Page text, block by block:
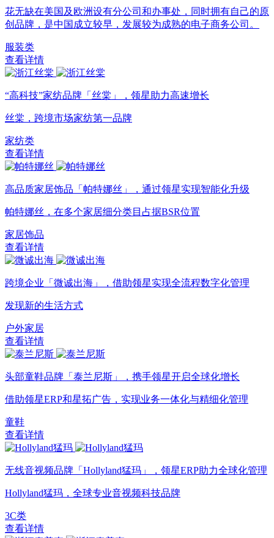
花无缺在美国及欧洲设有分公司和办事处，同时拥有自己的原
创品牌，是中国成立较早，发展较为成熟的电子商务公司。
服装类
查看详情
“高科技”家纺品牌「丝棠」，领星助力高速增长
丝棠，跨境市场家纺第一品牌
家纺类
查看详情
高品质家居饰品「帕特娜丝」，通过领星实现智能化升级
帕特娜丝，在多个家居细分类目占据BSR位置
家居饰品
查看详情
跨境企业「微诚出海」，借助领星实现全流程数字化管理
发现新的生活方式
户外家居
查看详情
头部童鞋品牌「泰兰尼斯」，携手领星开启全球化增长
借助领星ERP和星拓广告，实现业务一体化与精细化管理
童鞋
查看详情
无线音视频品牌「Hollyland猛玛」，领星ERP助力全球化管理
Hollyland猛玛，全球专业音视频科技品牌
3C类
查看详情